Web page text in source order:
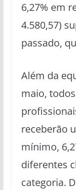
6,27% em
4.580,57)
passado,
Além da
maio,
receberão
mínimo,
diferentes
categoria.